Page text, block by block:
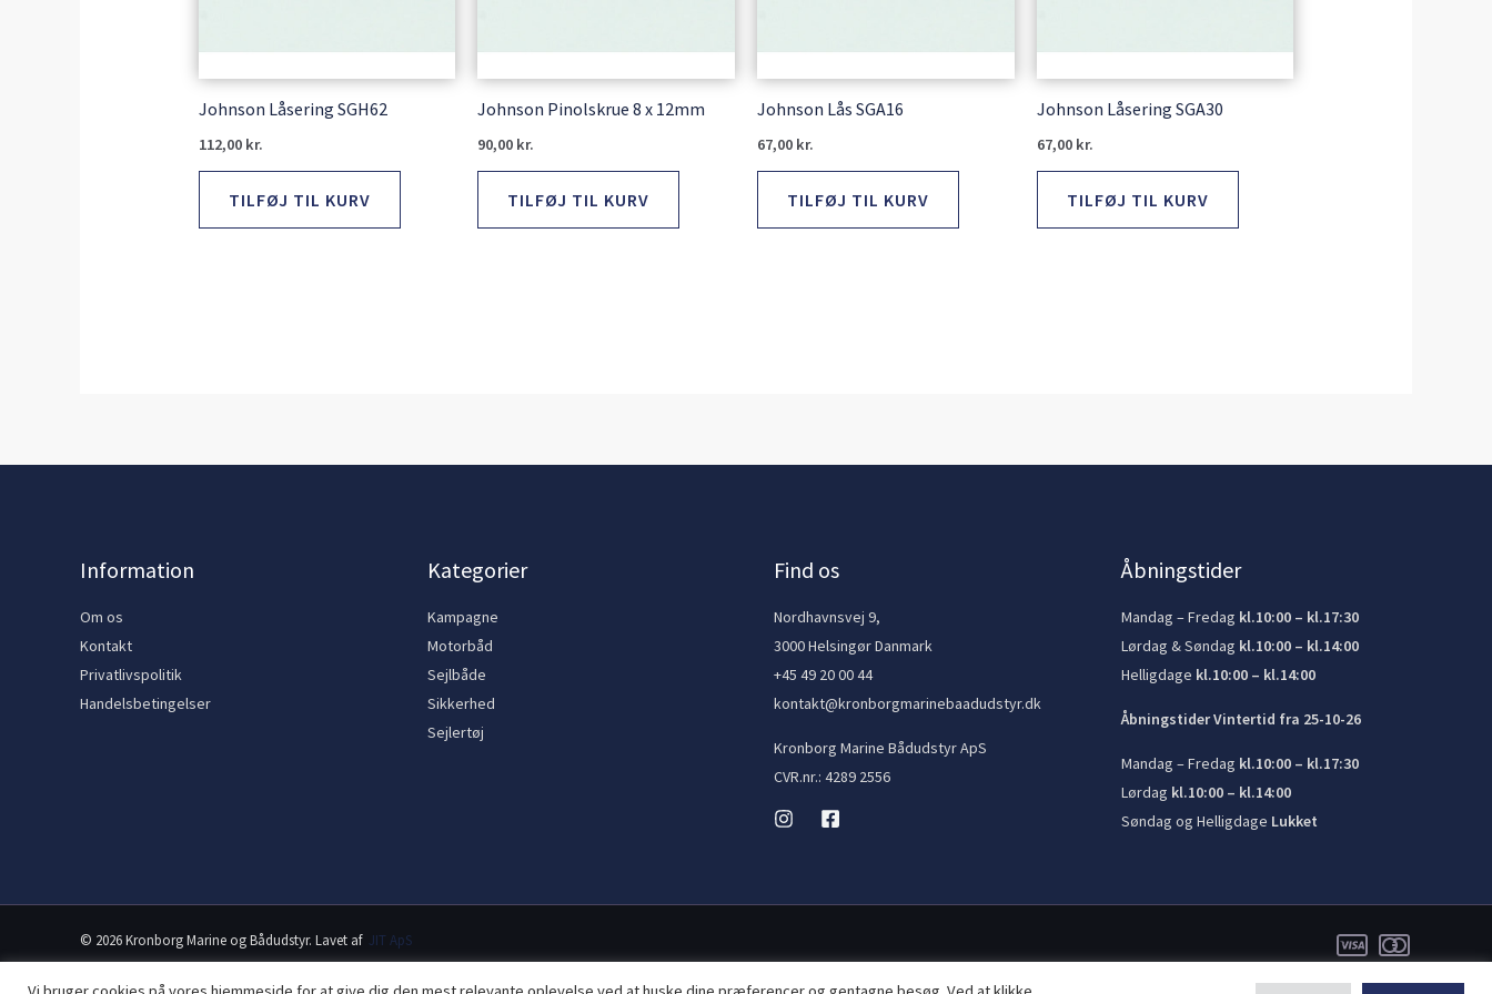
Johnson Låsering SGH62
112,00 kr.
TILFØJ TIL KURV
Johnson Pinolskrue 8 x 12mm
90,00 kr.
TILFØJ TIL KURV
Johnson Lås SGA16
67,00 kr.
TILFØJ TIL KURV
Johnson Låsering SGA30
67,00 kr.
TILFØJ TIL KURV
Information
Om os
Kontakt
Privatlivspolitik
Handelsbetingelser
Kategorier
Kampagne
Motorbåd
Sejlbåde
Sikkerhed
Sejlertøj
Find os
Nordhavnsvej 9,
3000 Helsingør Danmark
+45 49 20 00 44
kontakt@kronborgmarinebaadudstyr.dk
Kronborg Marine Bådudstyr ApS
CVR.nr.: 4289 2556
Åbningstider
Mandag – Fredag kl.10:00 – kl.17:30
Lørdag & Søndag kl.10:00 – kl.14:00
Helligdage kl.10:00 – kl.14:00
Åbningstider Vintertid fra 25-10-26
Mandag – Fredag kl.10:00 – kl.17:30
Lørdag kl.10:00 – kl.14:00
Søndag og Helligdage Lukket
© 2026 Kronborg Marine og Bådudstyr. Lavet af JIT ApS